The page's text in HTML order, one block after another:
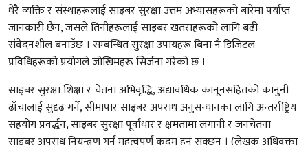
धेरै व्यक्ति र संस्थाहरूलाई साइबर सुरक्षा उत्तम अभ्यासहरूको बारेमा पर्याप्त
जानकारी छैन, जसले तिनीहरूलाई साइबर खतराहरूको लागि बढी
संवेदनशील बनाउँछ । सम्बन्धित सुरक्षा उपायहरू बिना नै डिजिटल
प्रविधिहरूको प्रयोगले जोखिमहरू सिर्जना गरेको छ ।
साइबर सुरक्षा शिक्षा र चेतना अभिवृद्धि, अद्यावधिक कानूनसहितको कानुनी
ढाँचालाई सुदृढ गर्ने, सीमापार साइबर अपराध अनुसन्धानका लागि अन्तर्राष्ट्रिय
सहयोग प्रवर्द्धन, साइबर सुरक्षा पूर्वाधार र क्षमतामा लगानी र जनचेतना